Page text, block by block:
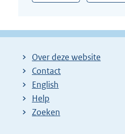
Over deze website
Contact
English
Help
Zoeken